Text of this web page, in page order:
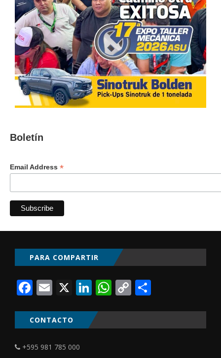
Boletín
Email Address *
PARA COMPARTIR
Facebook
Email
X LinkedIn
WhatsApp
Copy
CONTACTO
+595 981 785 000